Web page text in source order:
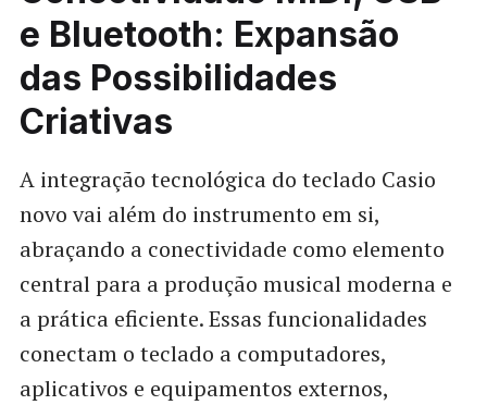
e Bluetooth: Expansão
das Possibilidades
Criativas
A integração tecnológica do teclado Casio
novo vai além do instrumento em si,
abraçando a conectividade como elemento
central para a produção musical moderna e
a prática eficiente. Essas funcionalidades
conectam o teclado a computadores,
aplicativos e equipamentos externos,